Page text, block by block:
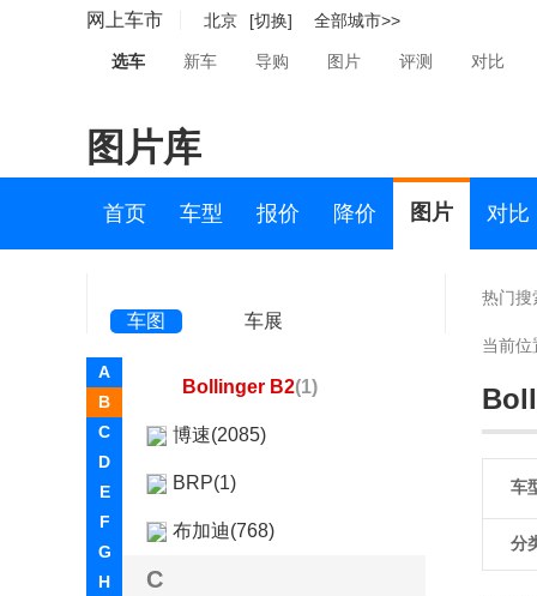
网上车市 北京 [切换] 全部城市>>
选车 新车 导购 图片 评测 对比
图片库
首页 车型 报价 降价 图片 对比
车图 车展
A
B
C
D
E
F
G
H
宾仕盾(7)
比亚迪(72195)
Bollinger B2(1)
博速(2085)
BRP(1)
布加迪(768)
C
热门搜
当前位
车
分